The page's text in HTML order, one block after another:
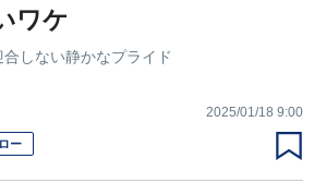
ワケ
しない静かなプライド
2025/01/18 9:00
ー